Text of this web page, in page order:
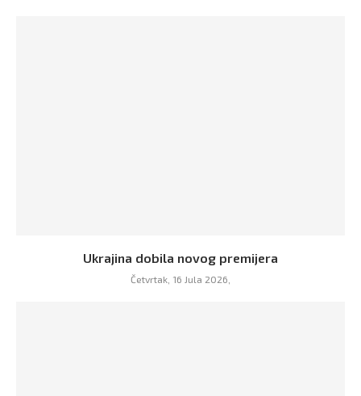
Ukrajina dobila novog premijera
Četvrtak, 16 Jula 2026,